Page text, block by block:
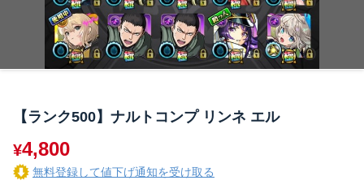
【ランク500】ナルトコンプ リンネ エル
¥4,800
無料登録して値下げ通知を受け取る